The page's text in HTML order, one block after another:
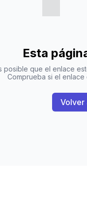
Esta
posible que el enlace
Comprueba si el
Volver